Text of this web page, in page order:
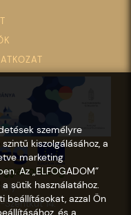
14.
személyre
kiszolgálásához, a
marketing
Az „ELFOGADOM”
sütik használatához.
beállításokat, azzal Ön
és a